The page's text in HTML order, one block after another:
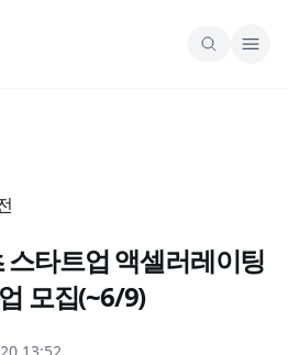
스타트업 액셀러레이팅
모집(~6/9)